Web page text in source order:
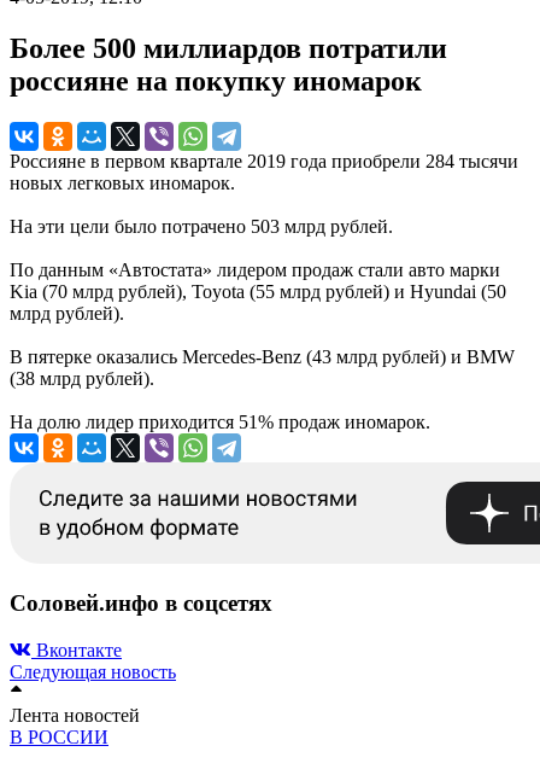
Более 500 миллиардов потратили
россияне на покупку иномарок
Россияне в первом квартале 2019 года приобрели 284 тысячи
новых легковых иномарок.
На эти цели было потрачено 503 млрд рублей.
По данным «Автостата» лидером продаж стали авто марки
Kia (70 млрд рублей), Toyota (55 млрд рублей) и Hyundai (50
млрд рублей).
В пятерке оказались Mercedes-Benz (43 млрд рублей) и BMW
(38 млрд рублей).
На долю лидер приходится 51% продаж иномарок.
Соловей.инфо в соцсетях
Вконтакте
Следующая новость
Лента новостей
В РОССИИ